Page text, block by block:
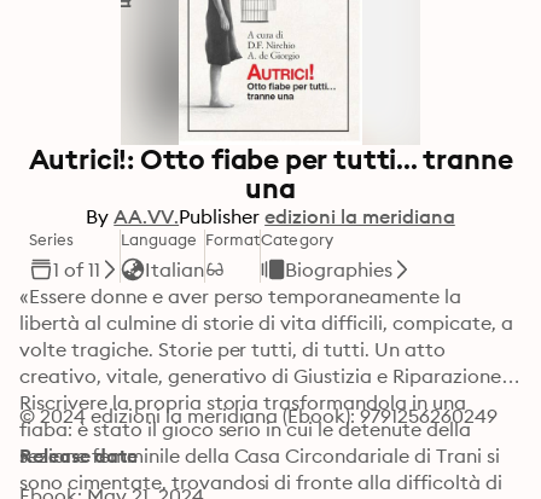
Autrici!: Otto fiabe per tutti... tranne
una
By AA.VV.Publisher edizioni la meridiana
Series
1 of 11
Language
Italian
FormatCategory
Biographies
«Essere donne e aver perso temporaneamente la
libertà al culmine di storie di vita difficili, compicate, a
volte tragiche. Storie per tutti, di tutti. Un atto
creativo, vitale, generativo di Giustizia e Riparazione.»
Riscrivere la propria storia trasformandola in una
fiaba: è stato il gioco serio in cui le detenute della
sezione femminile della Casa Circondariale di Trani si
sono cimentate, trovandosi di fronte alla difficoltà di
© 2024 edizioni la meridiana (Ebook): 9791256260249
Release date